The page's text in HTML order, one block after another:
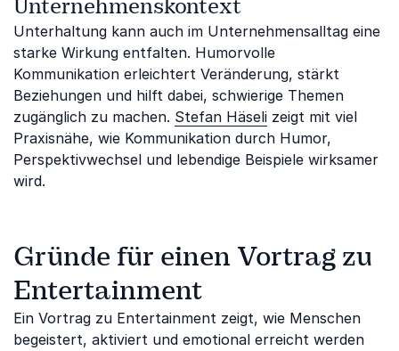
Unternehmenskontext
Unterhaltung kann auch im Unternehmensalltag eine
starke Wirkung entfalten. Humorvolle
Kommunikation erleichtert Veränderung, stärkt
Beziehungen und hilft dabei, schwierige Themen
zugänglich zu machen. Stefan Häseli zeigt mit viel
Praxisnähe, wie Kommunikation durch Humor,
Perspektivwechsel und lebendige Beispiele wirksamer
wird.
Gründe für einen Vortrag zu
Entertainment
Ein Vortrag zu Entertainment zeigt, wie Menschen
begeistert, aktiviert und emotional erreicht werden